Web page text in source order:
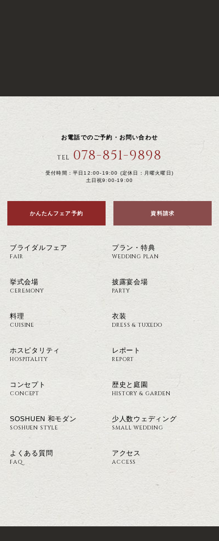
お電話でのご予約・お問い合わせ
TEL 078-851-9898
受付時間：平日12:00-19:00 (定休日：月曜火曜日)
土日祝9:00-19:00
かんたんフェア予約 資料請求
ブライダルフェア
FAIR
プラン・特典
WEDDING PLAN
挙式会場
CEREMONY
披露宴会場
PARTY
料理
CUISINE
衣装
DRESS & TUXEDO
ホスピタリティ
HOSPITALITY
レポート
REPORT
コンセプト
CONCEPT
歴史と庭園
HISTORY & GARDEN
SOSHUEN 和モダン
SOSHUEN STYLE
少人数ウェディング
SMALL WEDDING
よくある質問
FAQ
アクセス
ACCESS